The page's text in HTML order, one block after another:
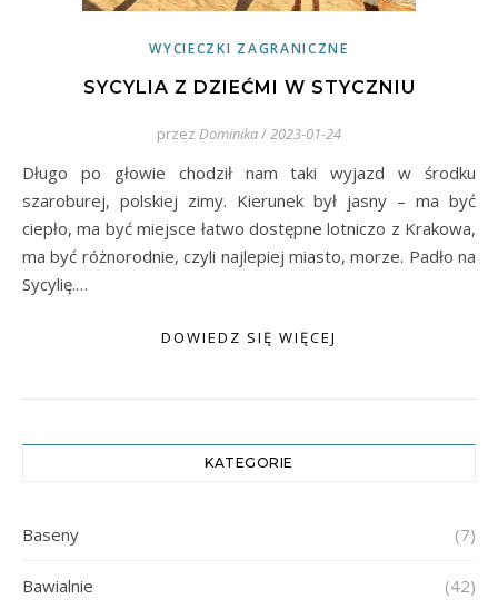
WYCIECZKI ZAGRANICZNE
SYCYLIA Z DZIEĆMI W STYCZNIU
przez Dominika/2023-01-24
Długo po głowie chodził nam taki wyjazd w środku
szaroburej, polskiej zimy. Kierunek był jasny – ma być
ciepło, ma być miejsce łatwo dostępne lotniczo z Krakowa,
ma być różnorodnie, czyli najlepiej miasto, morze. Padło na
Sycylię.…
DOWIEDZ SIĘ WIĘCEJ
KATEGORIE
Baseny (7)
Bawialnie (42)